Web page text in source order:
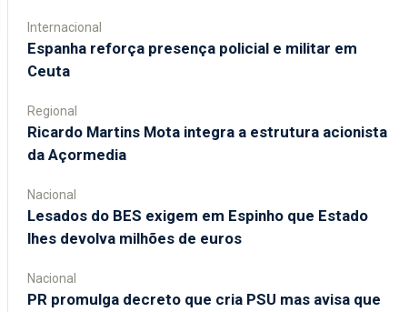
Internacional
Espanha reforça presença policial e militar em
Ceuta
Regional
Ricardo Martins Mota integra a estrutura acionista
da Açormedia
Nacional
Lesados do BES exigem em Espinho que Estado
lhes devolva milhões de euros
Nacional
PR promulga decreto que cria PSU mas avisa que